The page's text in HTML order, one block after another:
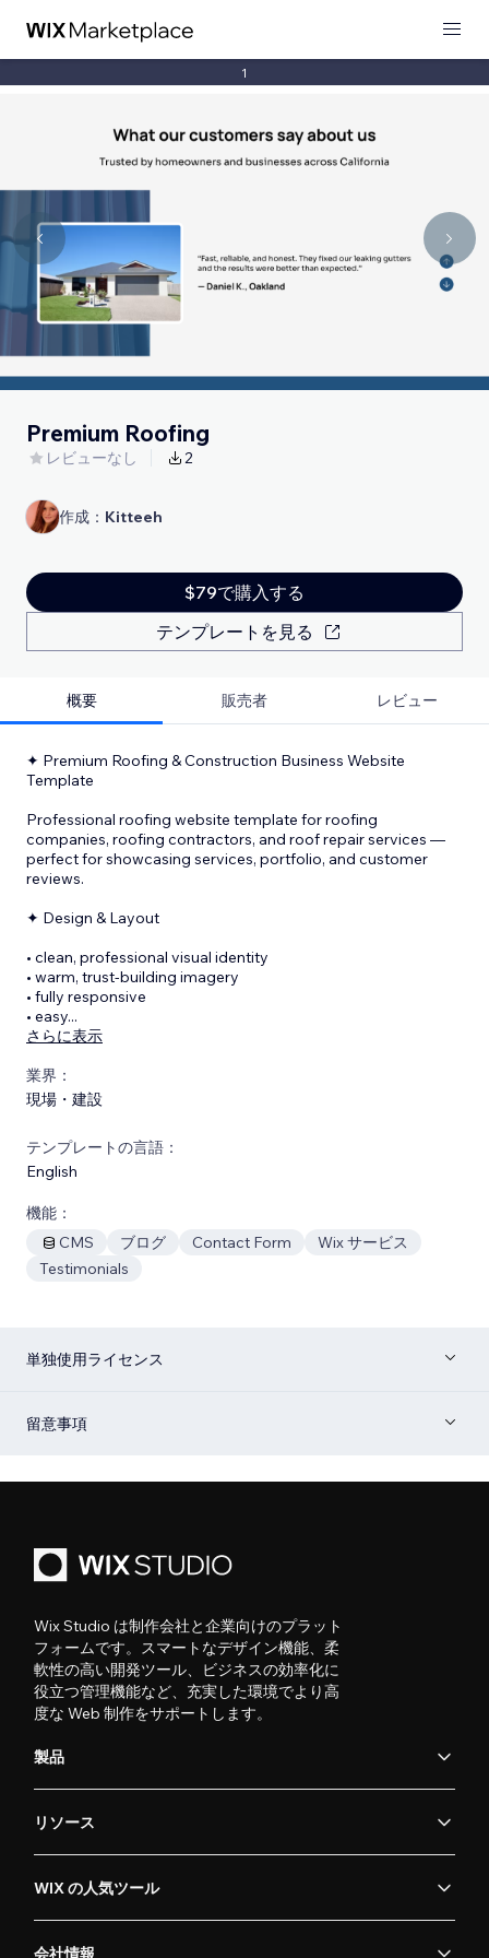
1
Premium Roofing
レビューなし 2
作成： Kitteeh
$79で購入する
テンプレートを見る
概要 販売者 レビュー
✦ Premium Roofing & Construction Business Website
Template
Professional roofing website template for roofing
companies, roofing contractors, and roof repair services —
perfect for showcasing services, portfolio, and customer
reviews.
✦ Design & Layout
• clean, professional visual identity
• warm, trust-building imagery
• fully responsive
• easy...
さらに表示
業界：
現場・建設
テンプレートの言語：
English
機能：
CMS
ブログ Contact Form
Wix サービス
Testimonials
単独使用ライセンス
留意事項
Wix Studio は制作会社と企業向けのプラット
フォームです。スマートなデザイン機能、柔
軟性の高い開発ツール、ビジネスの効率化に
役立つ管理機能など、充実した環境でより高
度な Web 制作をサポートします。
製品
リソース
WIX の人気ツール
会社情報